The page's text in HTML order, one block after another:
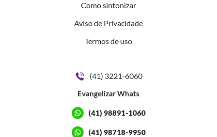
Como sintonizar
Aviso de Privacidade
Termos de uso
(41) 3221-6060
Evangelizar Whats
(41) 98891-1060
(41) 98718-9950